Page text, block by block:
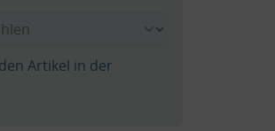
Artikel in der